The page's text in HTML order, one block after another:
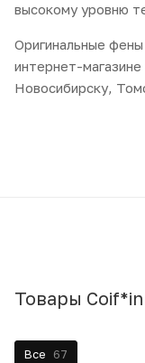
высокому уровню
Оригинальные фены
интернет-магазине
Новосибирску,
Товары
Все 67